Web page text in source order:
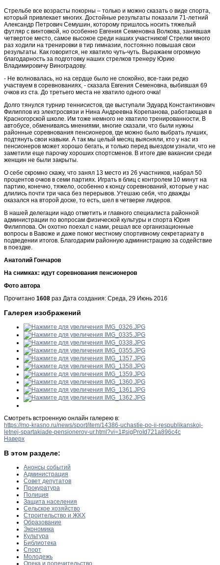
Стрельбе все возрасты покорны – только и можно сказать о виде спорта,
который привлекает многих. Достойные результаты показали 71-летний
Александр Петрович Семушин, которому пришлось носить тяжелый
футляр с винтовкой, но особенно Евгения Семеновна Волкова, занявшая
четвертое место, самое высокое среди наших участников! Стрелки много
раз ходили на тренировки в тир гимназии, постоянно повышая свои
результаты. Как говорится, не хватило чуть-чуть. Выражаем огромную
благодарность за подготовку наших стрелков тренеру Юрию
Владимировичу Виноградову.
- Не волновалась, но на сердце было не спокойно, все-таки редко
участвуем в соревнованиях, - сказала Евгения Семеновна, выбившая 69
очков из ста. До третьего места не хватило одного очка!
Долго тянулся турнир теннисистов, где выступали Эдуард Константинович
Филиппов из электросвязи и Нина Андреевна Корепанова, работающая в
Красногорской школе. Им тоже немного не хватило тренированности. В
автобусе, обмениваясь мнениями, многие сказали, что были нужны
районные соревнования пенсионеров, где можно было выбрать лучших,
подтянуть свои навыки. А так мы целый месяц выясняли, кто у нас из
пенсионеров может хорошо бегать, и только перед выездом узнали, что не
заметили еще парочку хороших спортсменов. В итоге две вакансии среди
женщин не были закрыты.
О себе скромно скажу, что занял 13 место из 26 участников, набрал 50
процентов очков в семи партиях. Играть в блиц с контролем 10 минут на
партию, конечно, тяжело, особенно к концу соревнований, которые у нас
длились почти три часа без перерывов. Утешаю себя, что дважды
оказался на второй доске, то есть, шел в четверке лидеров.
В нашей делегации надо отметить и главного специалиста районной
администрации по вопросам физической культуры и спорта Юрия
Филиппова. Он охотно поехал с нами, решал все организационные
вопросы в Вавоже и даже помог местному спортивному секретариату в
подведении итогов. Благодарим районную администрацию за содействие
в поездке.
Анатолий Гончаров
На снимках: идут соревнования пенсионеров
Фото автора
Прочитано 1608 раз Дата создания: Среда, 29 Июнь 2016
Галерея изображений
Смотреть встроенную онлайн галерею в:
https://mo-krasno.ru/news/sport/item/14386-uchastie-po-ii-respublikanskoj-
letnej-spartakiade-pensionerov-ur.html?vi=1#sigProId721a896c4c
Наверх
В этом разделе:
Анонсы событий
Администрация
Совет депутатов
Прокуратура
Полиция
Защита населения
Сельское хозяйство
Строительство и ЖКХ
Образование
Экономика
Культура
Библиотека
Спорт
Молодежь
Опека и попечительство